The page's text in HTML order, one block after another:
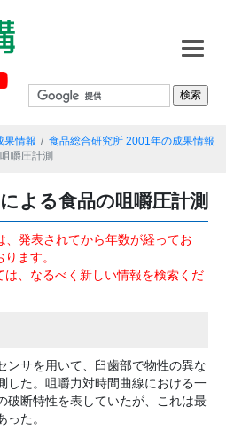
果情報
食品総合研究所 2001年の成果情報
嚼圧計測
よる食品の咀嚼圧計測
発表されてから年数が経ってお
ます。
は、なるべく新しい情報を検索くだ
ンサを用いて、臼歯部で物性の異な
した。咀嚼力対時間曲線における一
破断特性を表していたが、これは最
た。